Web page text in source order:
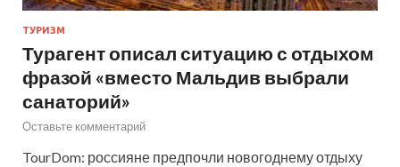
ТУРИЗМ
Турагент описал ситуацию с отдыхом
фразой «вместо Мальдив выбрали
санаторий»
Оставьте комментарий
TourDom: россияне предпочли новогоднему отдыху